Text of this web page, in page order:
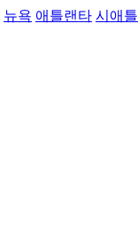
뉴욕 애틀랜타 시애틀